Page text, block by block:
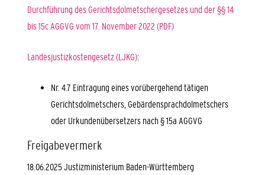
Durchführung des Gerichtsdolmetschergesetzes und der §§ 14
bis 15c AGGVG vom 17. November 2022 (PDF)
Landesjustizkostengesetz (LJKG):
Nr. 4.7 Eintragung eines vorübergehend tätigen
Gerichtsdolmetschers, Gebärdensprachdolmetschers
oder Urkundenübersetzers nach § 15a AGGVG
Freigabevermerk
18.06.2025 Justizministerium Baden-Württemberg